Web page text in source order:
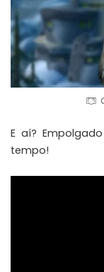
E aí?
tempo!